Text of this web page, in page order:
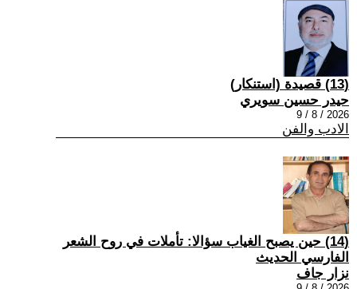
(13) قصيدة (استنكار)
حيدر حسين سويري
2026 / 8 / 9
الادب والفن
(14) حين يصبح الغياب سؤالا: تأملات في روح الشعر
الفارسي الحديث
نزار جاف